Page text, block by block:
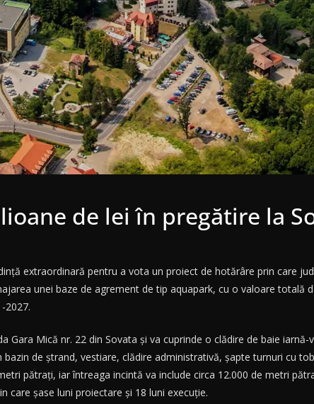
de lei în pregătire la
extraordinară pentru a vota un proiect de hotărâre prin care
unei baze de agrement de tip aquapark, cu o valoare totală
2027.
Gara Mică nr. 22 din Sovata și va cuprinde o clădire de baie
de ștrand, vestiare, clădire administrativă, șapte turnuri cu
pătrați, iar întreaga incintă va include circa 12.000 de metri
care șase luni proiectare și 18 luni execuție.